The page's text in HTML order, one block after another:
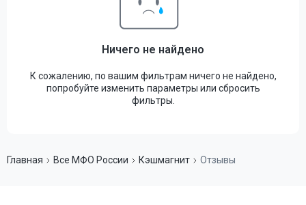
Ничего не найдено
К сожалению, по вашим фильтрам ничего не найдено,
попробуйте изменить параметры или сбросить
фильтры.
Главная Все МФО России Кэшмагнит Отзывы